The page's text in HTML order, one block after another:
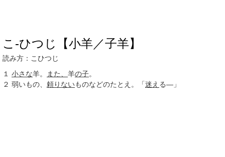
こ‐ひつじ【小羊／子羊】
読み方：こひつじ
１
小さな羊。 また、 羊の子。
２ 弱いもの、 頼りないものなどのたとえ。「迷え る―」